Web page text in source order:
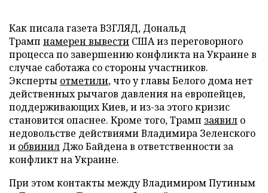
Как писала газета ВЗГЛЯД, Дональд
Трамп намерен вывести США из переговорного
процесса по завершению конфликта на Украине в
случае саботажа со стороны участников.
Эксперты отметили, что у главы Белого дома нет
действенных рычагов давления на европейцев,
поддерживающих Киев, и из-за этого кризис
становится опаснее. Кроме того, Трамп заявил о
недовольстве действиями Владимира Зеленского
и обвинил Джо Байдена в ответственности за
конфликт на Украине.
При этом контакты между Владимиром Путиным